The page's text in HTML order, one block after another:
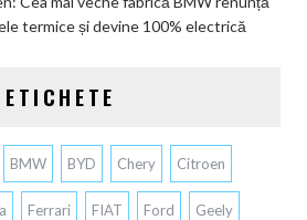
termice și devine 100% electrică
ETICHETE
BMW BYD Chery Citroen
Ferrari FIAT Ford Geely